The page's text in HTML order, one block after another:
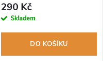
290 Kč
Skladem
DO KOŠÍKU